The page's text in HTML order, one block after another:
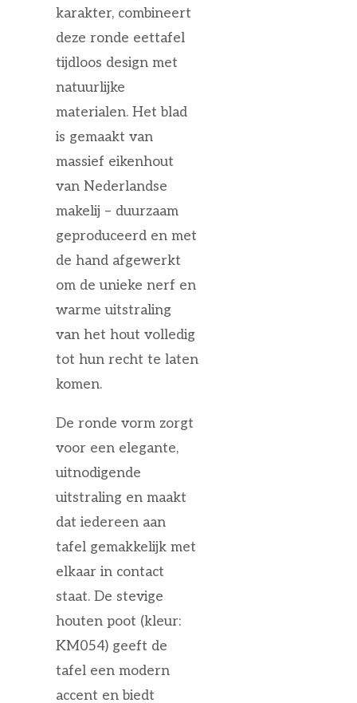
karakter, combineert
deze ronde eettafel
tijdloos design met
natuurlijke
materialen. Het blad
is gemaakt van
massief eikenhout
van Nederlandse
makelij – duurzaam
geproduceerd en met
de hand afgewerkt
om de unieke nerf en
warme uitstraling
van het hout volledig
tot hun recht te laten
komen.
De ronde vorm zorgt
voor een elegante,
uitnodigende
uitstraling en maakt
dat iedereen aan
tafel gemakkelijk met
elkaar in contact
staat. De stevige
houten poot (kleur:
KM054) geeft de
tafel een modern
accent en biedt